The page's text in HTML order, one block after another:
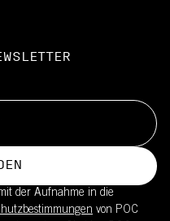
der Aufnahme in die
von POC